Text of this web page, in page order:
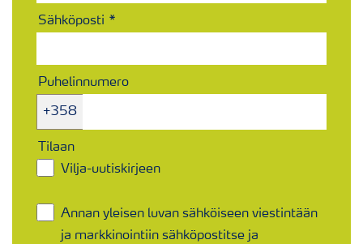
Sähköposti
Puhelinnumero
+358
Tilaan
Vilja-uutiskirjeen​
Annan yleisen luvan sähköiseen viestintään
ja markkinointiin sähköpostitse ja